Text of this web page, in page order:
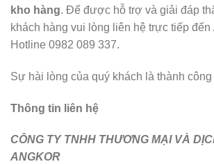
kho hàng. Để được hỗ trợ và giải đáp
khách hàng vui lòng liên hệ trực tiếp đến
Hotline 0982 089 337.
Sự hài lòng của quý khách là thành
Thông tin liên hệ
CÔNG TY TNHH THƯƠNG MẠI VÀ
ANGKOR